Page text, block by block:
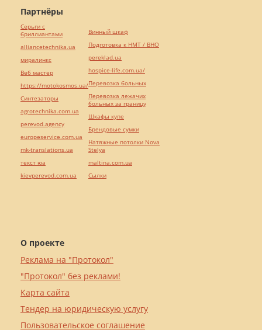
О проекте
Реклама на "Протокол"
"Протокол" без реклами!
Карта сайта
Тендер на юридическую услугу
Пользовательское соглашение
Партнёры
Серьги с
бриллиантами
alliancetechnika.ua
миралинкс
Веб мастер
https://motokosmos.ua/
Синтезаторы
agrotechnika.com.ua
perevod.agency
europeservice.com.ua
mk-translations.ua
текст юа
kievperevod.com.ua
Винный шкаф
Подготовка к НМТ / ВНО
pereklad.ua
hospice-life.com.ua/
Перевозка больных
Перевозка лежачих
больных за границу
Шкафы купе
Брендовые сумки
Натяжные потолки Nova
Stelya
maltina.com.ua
Cылки